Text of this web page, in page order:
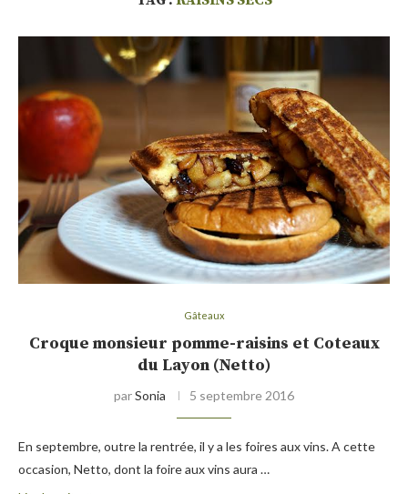
Gâteaux
Croque monsieur pomme-raisins et Coteaux
du Layon (Netto)
parSonia 5 septembre 2016
En septembre, outre la rentrée, il y a les foires aux vins. A cette
occasion, Netto, dont la foire aux vins aura …